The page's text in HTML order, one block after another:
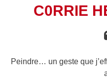
C0RRIE
Peindre… un geste que